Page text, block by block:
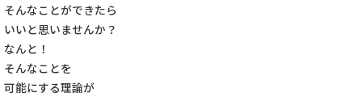
そんなことができたら
いいと思いませんか？
なんと！
そんなことを
可能にする理論が